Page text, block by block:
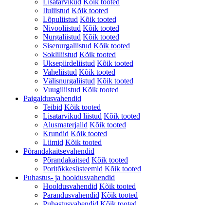
Lisatarvikud Kõik tooted
Iluliistud Kõik tooted
Lõpuliistud Kõik tooted
Nivooliistud Kõik tooted
Nurgaliistud Kõik tooted
Sisenurgaliistud Kõik tooted
Sokliliistud Kõik tooted
Uksepiirdeliistud Kõik tooted
Vaheliistud Kõik tooted
Välisnurgaliistud Kõik tooted
Vuugiliistud Kõik tooted
Paigaldusvahendid
Teibid Kõik tooted
Lisatarvikud liistud Kõik tooted
Alusmaterjalid Kõik tooted
Krundid Kõik tooted
Liimid Kõik tooted
Põrandakaitsevahendid
Põrandakaitsed Kõik tooted
Poritõkkesüsteemid Kõik tooted
Puhastus- ja hooldusvahendid
Hooldusvahendid Kõik tooted
Parandusvahendid Kõik tooted